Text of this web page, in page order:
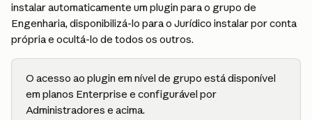
instalar automaticamente um plugin para o grupo de
Engenharia, disponibilizá-lo para o Jurídico instalar por conta
própria e ocultá-lo de todos os outros.
O acesso ao plugin em nível de grupo está disponível
em planos Enterprise e configurável por
Administradores e acima.